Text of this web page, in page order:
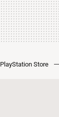
PlayStation Store